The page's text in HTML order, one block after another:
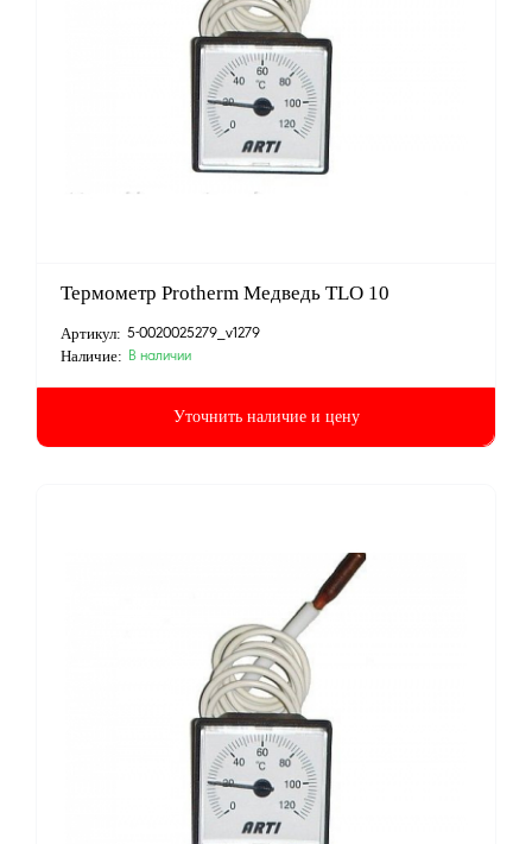
Термометр Protherm Медведь TLO 10
Артикул: 5-0020025279_v1279
Наличие: В наличии
Уточнить наличие и цену